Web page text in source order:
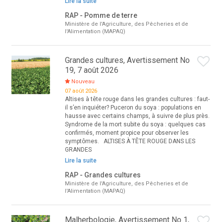
RAP - Pomme de terre
Ministère de l'Agriculture, des Pêcheries et de
l'Alimentation (MAPAQ)
Grandes cultures, Avertissement No
19, 7 août 2026
Nouveau
07 août 2026
Altises à tête rouge dans les grandes cultures : faut-
il s’en inquiéter? Puceron du soya : populations en
hausse avec certains champs, à suivre de plus près.
Syndrome de la mort subite du soya : quelques cas
confirmés, moment propice pour observer les
symptômes. ALTISES À TÊTE ROUGE DANS LES
GRANDES
Lire la suite
RAP - Grandes cultures
Ministère de l'Agriculture, des Pêcheries et de
l'Alimentation (MAPAQ)
Malherbologie, Avertissement No 1,